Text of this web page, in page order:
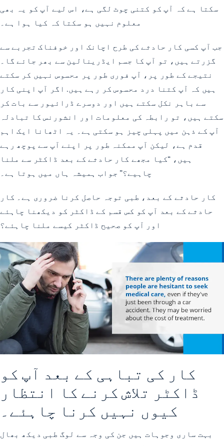
سکتا ہے کہ آپ کو کتنی چوٹ لگی ہے، اس لیے آپ کو یہ بھی
معلوم نہیں ہو سکتا کہ کیا ہوا ہے۔
جب آپ کسی کار حادثے کی طرح اچانک اور خوفناک تجربے سے
گزرتے ہیں، تو آپ کا جسم ایڈرینالین سے بھر جائے گا۔
نتیجے کے طور پر، آپ فوری طور پر محسوس نہیں کر سکتے
ہیں کہ آپ کتنا درد محسوس کر رہے ہیں. اگر آپ اپنی کار
سے باہر نکل سکتے ہیں اور دوسرے ڈرائیور سے بات کر
سکتے ہیں، تو رابطہ کی معلومات اور انشورنس کا تبادلہ
آپ کے ذہن میں پہلی چیز ہو سکتی ہے۔ یہ اٹھانا ایک اہم
قدم ہے، لیکن آپ ممکنہ طور پر اپنے آپ سے پوچھ رہے
ہیں، “کیا مجھے کار حادثے کے بعد ڈاکٹر سے ملنا
چاہیے؟” جواب ہمیشہ ہاں میں ہوتا ہے۔
کار حادثے کے بعد، طبی توجہ حاصل کرنا ضروری ہے۔ کار
حادثے کے بعد آپ کو کس قسم کے ڈاکٹر کو دیکھنا چاہئے
اور آپ کو صحیح ڈاکٹر کیسے ملنا چاہئے؟
کار کی تباہی کے بعد آپ کو
ڈاکٹر تلاش کرنے کا انتظار
کیوں نہیں کرنا چاہئے۔
بہت ساری وجوہات ہیں جن کی وجہ سے لوگ طبی دیکھ بھال